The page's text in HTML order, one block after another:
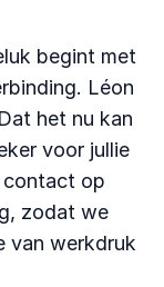
begint met
Léon
het nu kan
voor jullie
contact op
zodat we
van werkdruk